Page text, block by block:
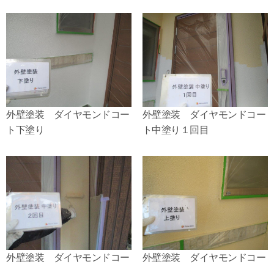
外壁塗装 ダイヤモンドコー
ト下塗り
外壁塗装 ダイヤモンドコー
ト中塗り１回目
外壁塗装 ダイヤモンドコー
外壁塗装 ダイヤモンドコー